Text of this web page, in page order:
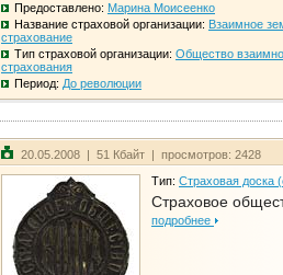
Предоставлено: Марина Моисеенко
Название страховой организации: Взаимное
страхование
Тип страховой организации: Общество
страхования
Период: До революции
20.05.2008 | 51 Кбайт | просмотров: 2428
Тип: Страховая доска
Страховое
подробнее